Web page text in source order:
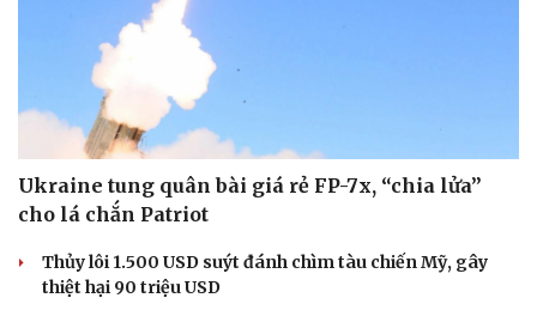
Sức khỏe
Ukraine tung quân bài giá rẻ FP-7x, “chia lửa”
cho lá chắn Patriot
Thủy lôi 1.500 USD suýt đánh chìm tàu chiến Mỹ, gây
thiệt hại 90 triệu USD